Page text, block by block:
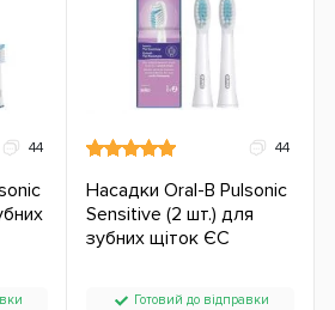
44 44
Насадки Oral-B Pulsonic
Sensitive (2 шт.) для
зубних щіток ЄС
Готовий до відправки